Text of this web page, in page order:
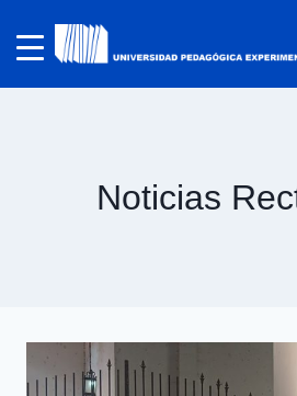
Noticias